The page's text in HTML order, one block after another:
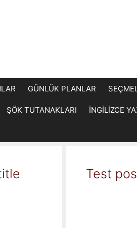
GÜNLÜK PLANLAR
ŞÖK TUTANAKLARI İNGİLİZCE
Test